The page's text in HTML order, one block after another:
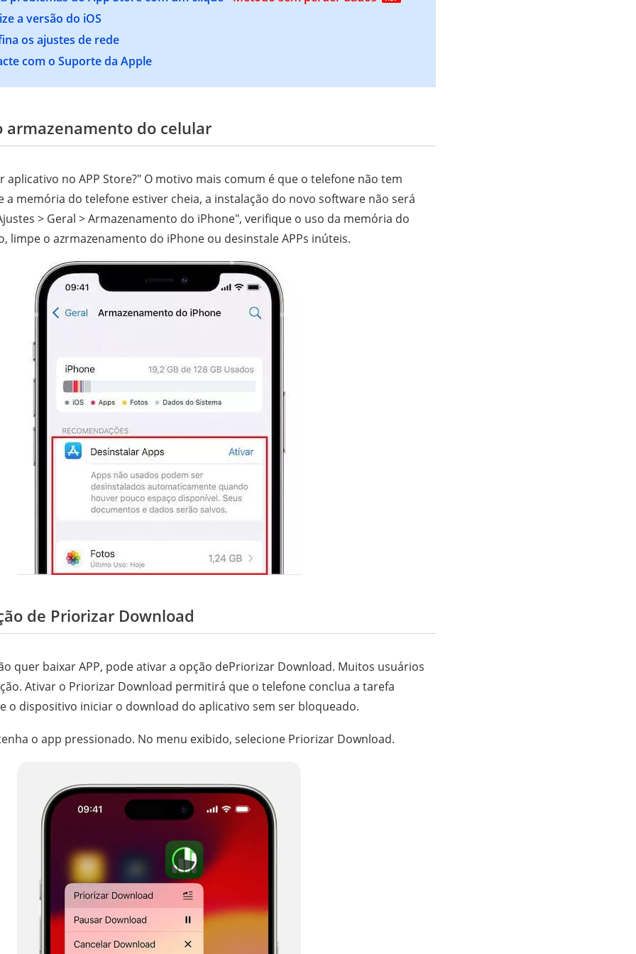
a versão do iOS
os ajustes de rede
com o Suporte da Apple
armazenamento do celular
aplicativo no APP Store?" O motivo mais comum é que o telefone não tem
a memória do telefone estiver cheia, a instalação do novo software não será
> Geral > Armazenamento do iPhone", verifique o uso da memória do
limpe o azrmazenamento do iPhone ou desinstale APPs inúteis.
de Priorizar Download
quer baixar APP, pode ativar a opção dePriorizar Download. Muitos usuários
Ativar o Priorizar Download permitirá que o telefone conclua a tarefa
o dispositivo iniciar o download do aplicativo sem ser bloqueado.
o app pressionado. No menu exibido, selecione Priorizar Download.